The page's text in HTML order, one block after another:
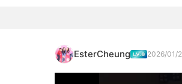
EsterCheung 2026/01/